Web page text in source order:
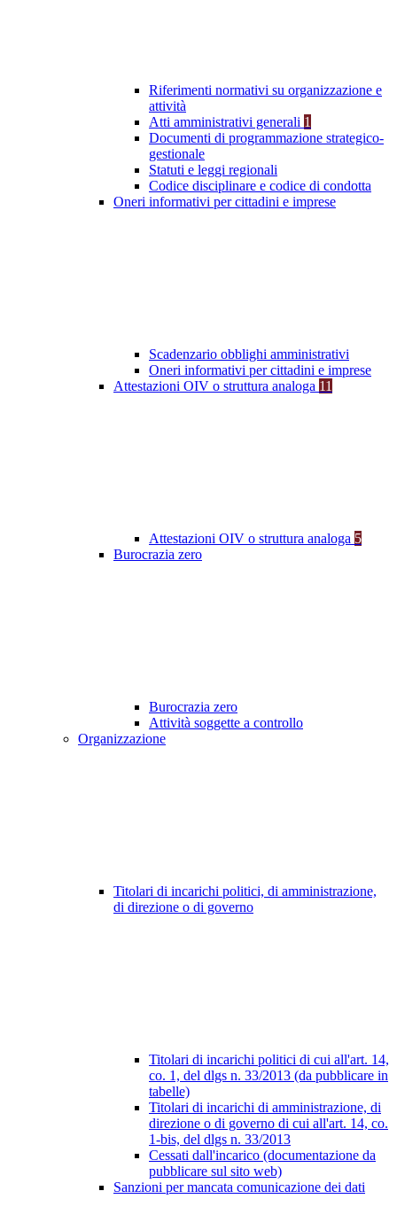
Riferimenti normativi su organizzazione e
attività
Atti amministrativi generali 1
Documenti di programmazione strategico-
gestionale
Statuti e leggi regionali
Codice disciplinare e codice di condotta
Oneri informativi per cittadini e imprese
Scadenzario obblighi amministrativi
Oneri informativi per cittadini e imprese
Attestazioni OIV o struttura analoga 11
Attestazioni OIV o struttura analoga 5
Burocrazia zero
Burocrazia zero
Attività soggette a controllo
Organizzazione
Titolari di incarichi politici, di amministrazione,
di direzione o di governo
Titolari di incarichi politici di cui all'art. 14,
co. 1, del dlgs n. 33/2013 (da pubblicare in
tabelle)
Titolari di incarichi di amministrazione, di
direzione o di governo di cui all'art. 14, co.
1-bis, del dlgs n. 33/2013
Cessati dall'incarico (documentazione da
pubblicare sul sito web)
Sanzioni per mancata comunicazione dei dati